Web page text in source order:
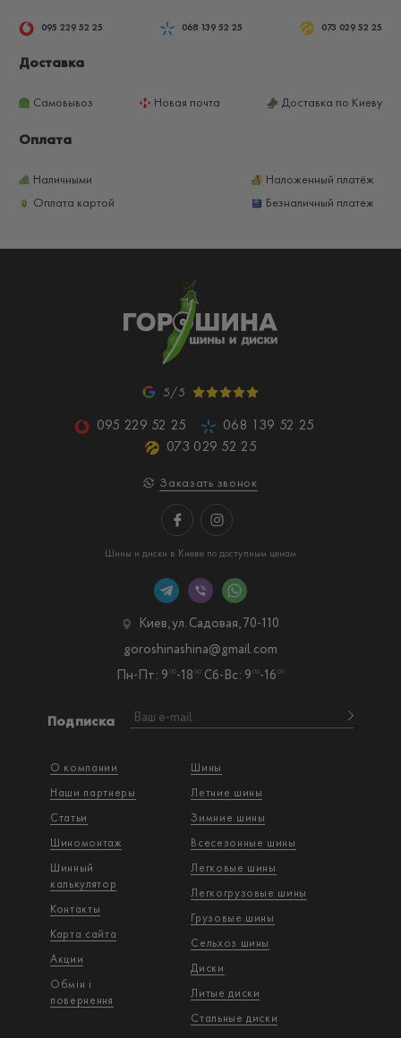
095 229 52 25 068 139 52 25 073 029 52 25
Доставка
Самовывоз Новая почта Доставка по Киеву
Оплата
Наличными
Наложенный платёж
Оплата картой
Безналичный платеж
5/5
095 229 52 25
068 139 52 25
073 029 52 25
Заказать звонок
Шины и диски в Киеве по доступным ценам
О компании
Наши партнеры
Статьи
Шиномонтаж
Шинный
калькулятор
Контакты
Карта сайта
Акции
Обмін і
повернення
Шины
Летние шины
Зимние шины
Всесезонные шины
Легковые шины
Легкогрузовые шины
Грузовые шины
Сельхоз шины
Диски
Литые диски
Стальные диски
Подписка
Киев, ул. Садовая, 70-110
Пн-Пт: 9 00-18 00 Сб-Вс: 9 00-16 00
goroshinashina@gmail.com